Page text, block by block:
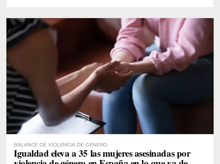
BALANCE DE VIOLENCIA DE GÉNERO
Igualdad eleva a 35 las mujeres asesinadas por